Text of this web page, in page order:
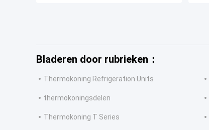
Bladeren door rubrieken：
Thermokoning Refrigeration Units
thermokoningsdelen
Thermokoning T Series